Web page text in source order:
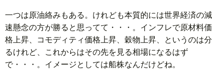
一つは原油絡みもある。けれども本質的には世界経済の減
速懸念の方が勝ると思ってて・・・。インフレで原材料価
格上昇、コモディティ価格上昇、穀物上昇、というのは分
るけれど、これからはその先を見る相場になるはず
で・・・。イメージとしては船株なんだけどね。